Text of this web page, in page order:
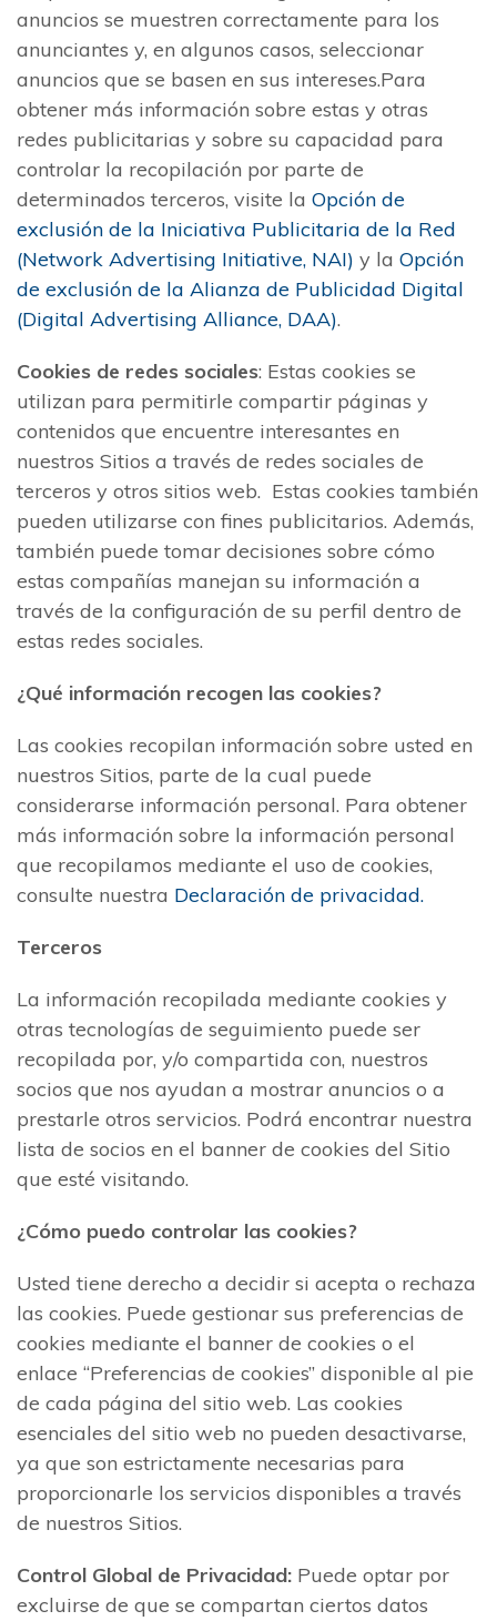
anuncios se muestren correctamente para los
anunciantes y, en algunos casos, seleccionar
anuncios que se basen en sus intereses.Para
obtener más información sobre estas y otras
redes publicitarias y sobre su capacidad para
controlar la recopilación por parte de
determinados terceros, visite la Opción de
exclusión de la Iniciativa Publicitaria de la Red
(Network Advertising Initiative, NAI) y la Opción
de exclusión de la Alianza de Publicidad Digital
(Digital Advertising Alliance, DAA).
Cookies de redes sociales: Estas cookies se
utilizan para permitirle compartir páginas y
contenidos que encuentre interesantes en
nuestros Sitios a través de redes sociales de
terceros y otros sitios web. Estas cookies también
pueden utilizarse con fines publicitarios. Además,
también puede tomar decisiones sobre cómo
estas compañías manejan su información a
través de la configuración de su perfil dentro de
estas redes sociales.
¿Qué información recogen las cookies?
Las cookies recopilan información sobre usted en
nuestros Sitios, parte de la cual puede
considerarse información personal. Para obtener
más información sobre la información personal
que recopilamos mediante el uso de cookies,
consulte nuestra Declaración de privacidad.
Terceros
La información recopilada mediante cookies y
otras tecnologías de seguimiento puede ser
recopilada por, y/o compartida con, nuestros
socios que nos ayudan a mostrar anuncios o a
prestarle otros servicios. Podrá encontrar nuestra
lista de socios en el banner de cookies del Sitio
que esté visitando.
¿Cómo puedo controlar las cookies?
Usted tiene derecho a decidir si acepta o rechaza
las cookies. Puede gestionar sus preferencias de
cookies mediante el banner de cookies o el
enlace “Preferencias de cookies” disponible al pie
de cada página del sitio web. Las cookies
esenciales del sitio web no pueden desactivarse,
ya que son estrictamente necesarias para
proporcionarle los servicios disponibles a través
de nuestros Sitios.
Control Global de Privacidad: Puede optar por
excluirse de que se compartan ciertos datos